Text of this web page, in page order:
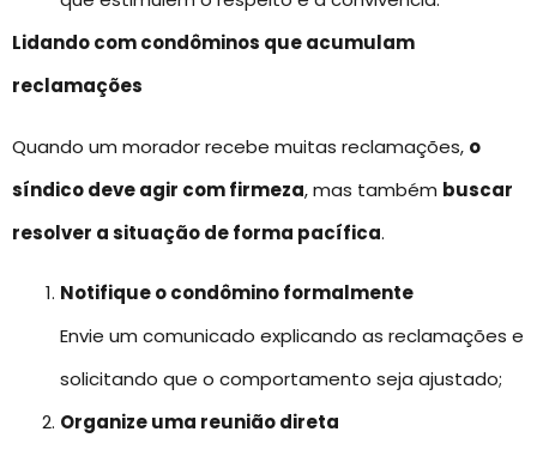
Lidando com condôminos que acumulam
reclamações
Quando um morador recebe muitas reclamações, o
síndico deve agir com firmeza, mas também buscar
resolver a situação de forma pacífica.
Notifique o condômino formalmente
Envie um comunicado explicando as reclamações e
solicitando que o comportamento seja ajustado;
Organize uma reunião direta